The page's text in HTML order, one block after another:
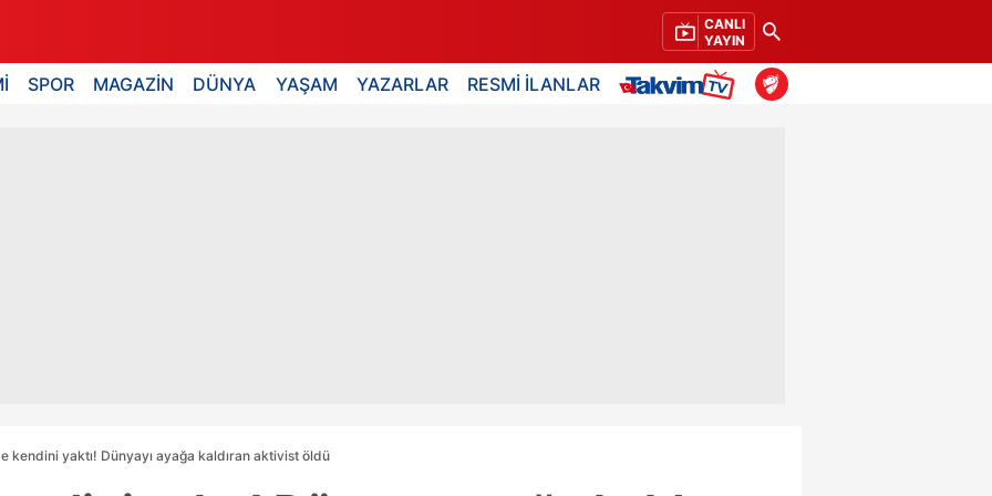
CANLI
YAYIN
SPOR MAGAZİN DÜNYA YAŞAM YAZARLAR RESMİ İLANLAR
kendini yaktı! Dünyayı ayağa kaldıran aktivist öldü